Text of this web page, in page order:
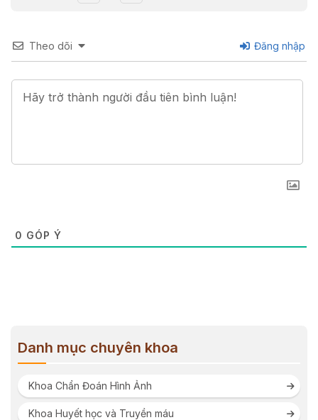
Theo dõi Đăng nhập
0 GÓP Ý
Danh mục chuyên khoa
Khoa Chẩn Đoán Hình Ảnh
Khoa Huyết học và Truyền máu